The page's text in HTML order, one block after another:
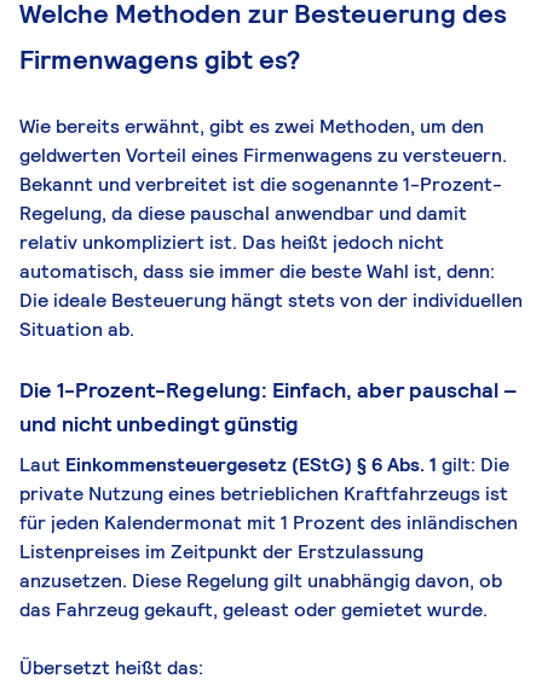
Welche Methoden zur Besteuerung des
Firmenwagens gibt es?
Wie bereits erwähnt, gibt es zwei Methoden, um den
geldwerten Vorteil eines Firmenwagens zu versteuern.
Bekannt und verbreitet ist die sogenannte 1-Prozent-
Regelung, da diese pauschal anwendbar und damit
relativ unkompliziert ist. Das heißt jedoch nicht
automatisch, dass sie immer die beste Wahl ist, denn:
Die ideale Besteuerung hängt stets von der individuellen
Situation ab.
Die 1-Prozent-Regelung: Einfach, aber pauschal –
und nicht unbedingt günstig
Laut Einkommensteuergesetz (EStG) § 6 Abs. 1 gilt: Die
private Nutzung eines betrieblichen Kraftfahrzeugs ist
für jeden Kalendermonat mit 1 Prozent des inländischen
Listenpreises im Zeitpunkt der Erstzulassung
anzusetzen. Diese Regelung gilt unabhängig davon, ob
das Fahrzeug gekauft, geleast oder gemietet wurde.
Übersetzt heißt das: